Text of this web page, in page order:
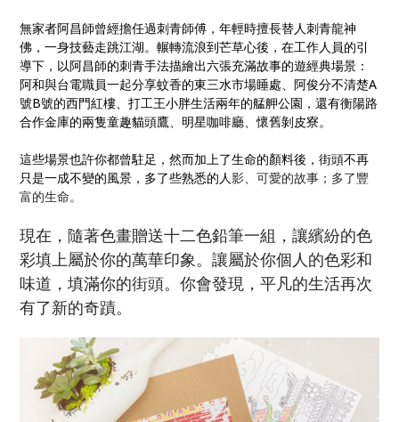
無家者阿昌師曾經擔任過刺青師傅，年輕時擅長替人刺青龍神
佛，一身技藝走跳江湖。輾轉流浪到芒草心後，在工作人員的引
導下，以阿昌師的刺青手法描繪出六張充滿故事的遊經典場景：
阿和與台電職員一起分享蚊香的東三水市場睡處、阿俊分不清楚A
號B號的西門紅樓、打工王小胖生活兩年的艋舺公園，還有衡陽路
合作金庫的兩隻童趣貓頭鷹、明星咖啡廳、懷舊剝皮寮。
這些場景也許你都曾駐足，然而加上了生命的顏料後，街頭不再
只是一成不變的風景，多了些熟悉的人影、可愛的故事；多了豐
富的生命。
現在，隨著色畫贈送十二色鉛筆一組，讓繽紛的色
彩填上屬於你的萬華印象。讓屬於你個人的色彩和
味道，填滿你的街頭。你會發現，平凡的生活再次
有了新的奇蹟。